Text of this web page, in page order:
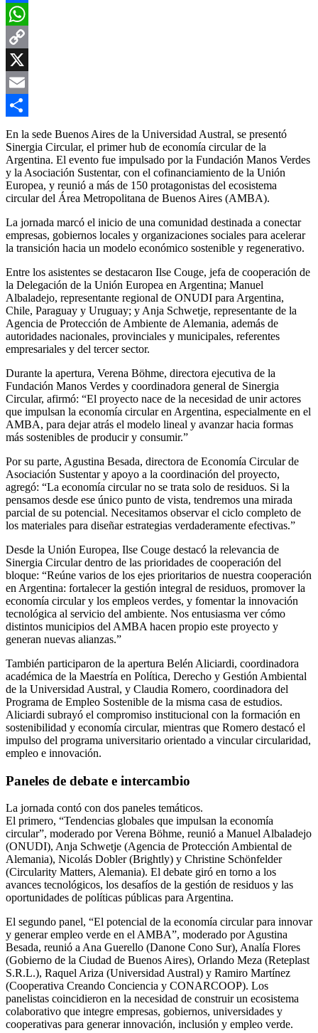
Facebook
WhatsApp
Copy
Link
X
Email
Compartir
En la sede Buenos Aires de la Universidad Austral, se presentó
Sinergia Circular, el primer hub de economía circular de la
Argentina. El evento fue impulsado por la Fundación Manos Verdes
y la Asociación Sustentar, con el cofinanciamiento de la Unión
Europea, y reunió a más de 150 protagonistas del ecosistema
circular del Área Metropolitana de Buenos Aires (AMBA).
La jornada marcó el inicio de una comunidad destinada a conectar
empresas, gobiernos locales y organizaciones sociales para acelerar
la transición hacia un modelo económico sostenible y regenerativo.
Entre los asistentes se destacaron Ilse Couge, jefa de cooperación de
la Delegación de la Unión Europea en Argentina; Manuel
Albaladejo, representante regional de ONUDI para Argentina,
Chile, Paraguay y Uruguay; y Anja Schwetje, representante de la
Agencia de Protección de Ambiente de Alemania, además de
autoridades nacionales, provinciales y municipales, referentes
empresariales y del tercer sector.
Durante la apertura, Verena Böhme, directora ejecutiva de la
Fundación Manos Verdes y coordinadora general de Sinergia
Circular, afirmó: “El proyecto nace de la necesidad de unir actores
que impulsan la economía circular en Argentina, especialmente en el
AMBA, para dejar atrás el modelo lineal y avanzar hacia formas
más sostenibles de producir y consumir.”
Por su parte, Agustina Besada, directora de Economía Circular de
Asociación Sustentar y apoyo a la coordinación del proyecto,
agregó: “La economía circular no se trata solo de residuos. Si la
pensamos desde ese único punto de vista, tendremos una mirada
parcial de su potencial. Necesitamos observar el ciclo completo de
los materiales para diseñar estrategias verdaderamente efectivas.”
Desde la Unión Europea, Ilse Couge destacó la relevancia de
Sinergia Circular dentro de las prioridades de cooperación del
bloque: “Reúne varios de los ejes prioritarios de nuestra cooperación
en Argentina: fortalecer la gestión integral de residuos, promover la
economía circular y los empleos verdes, y fomentar la innovación
tecnológica al servicio del ambiente. Nos entusiasma ver cómo
distintos municipios del AMBA hacen propio este proyecto y
generan nuevas alianzas.”
También participaron de la apertura Belén Aliciardi, coordinadora
académica de la Maestría en Política, Derecho y Gestión Ambiental
de la Universidad Austral, y Claudia Romero, coordinadora del
Programa de Empleo Sostenible de la misma casa de estudios.
Aliciardi subrayó el compromiso institucional con la formación en
sostenibilidad y economía circular, mientras que Romero destacó el
impulso del programa universitario orientado a vincular circularidad,
empleo e innovación.
Paneles de debate e intercambio
La jornada contó con dos paneles temáticos.
El primero, “Tendencias globales que impulsan la economía
circular”, moderado por Verena Böhme, reunió a Manuel Albaladejo
(ONUDI), Anja Schwetje (Agencia de Protección Ambiental de
Alemania), Nicolás Dobler (Brightly) y Christine Schönfelder
(Circularity Matters, Alemania). El debate giró en torno a los
avances tecnológicos, los desafíos de la gestión de residuos y las
oportunidades de políticas públicas para Argentina.
El segundo panel, “El potencial de la economía circular para innovar
y generar empleo verde en el AMBA”, moderado por Agustina
Besada, reunió a Ana Guerello (Danone Cono Sur), Analía Flores
(Gobierno de la Ciudad de Buenos Aires), Orlando Meza (Reteplast
S.R.L.), Raquel Ariza (Universidad Austral) y Ramiro Martínez
(Cooperativa Creando Conciencia y CONARCOOP). Los
panelistas coincidieron en la necesidad de construir un ecosistema
colaborativo que integre empresas, gobiernos, universidades y
cooperativas para generar innovación, inclusión y empleo verde.